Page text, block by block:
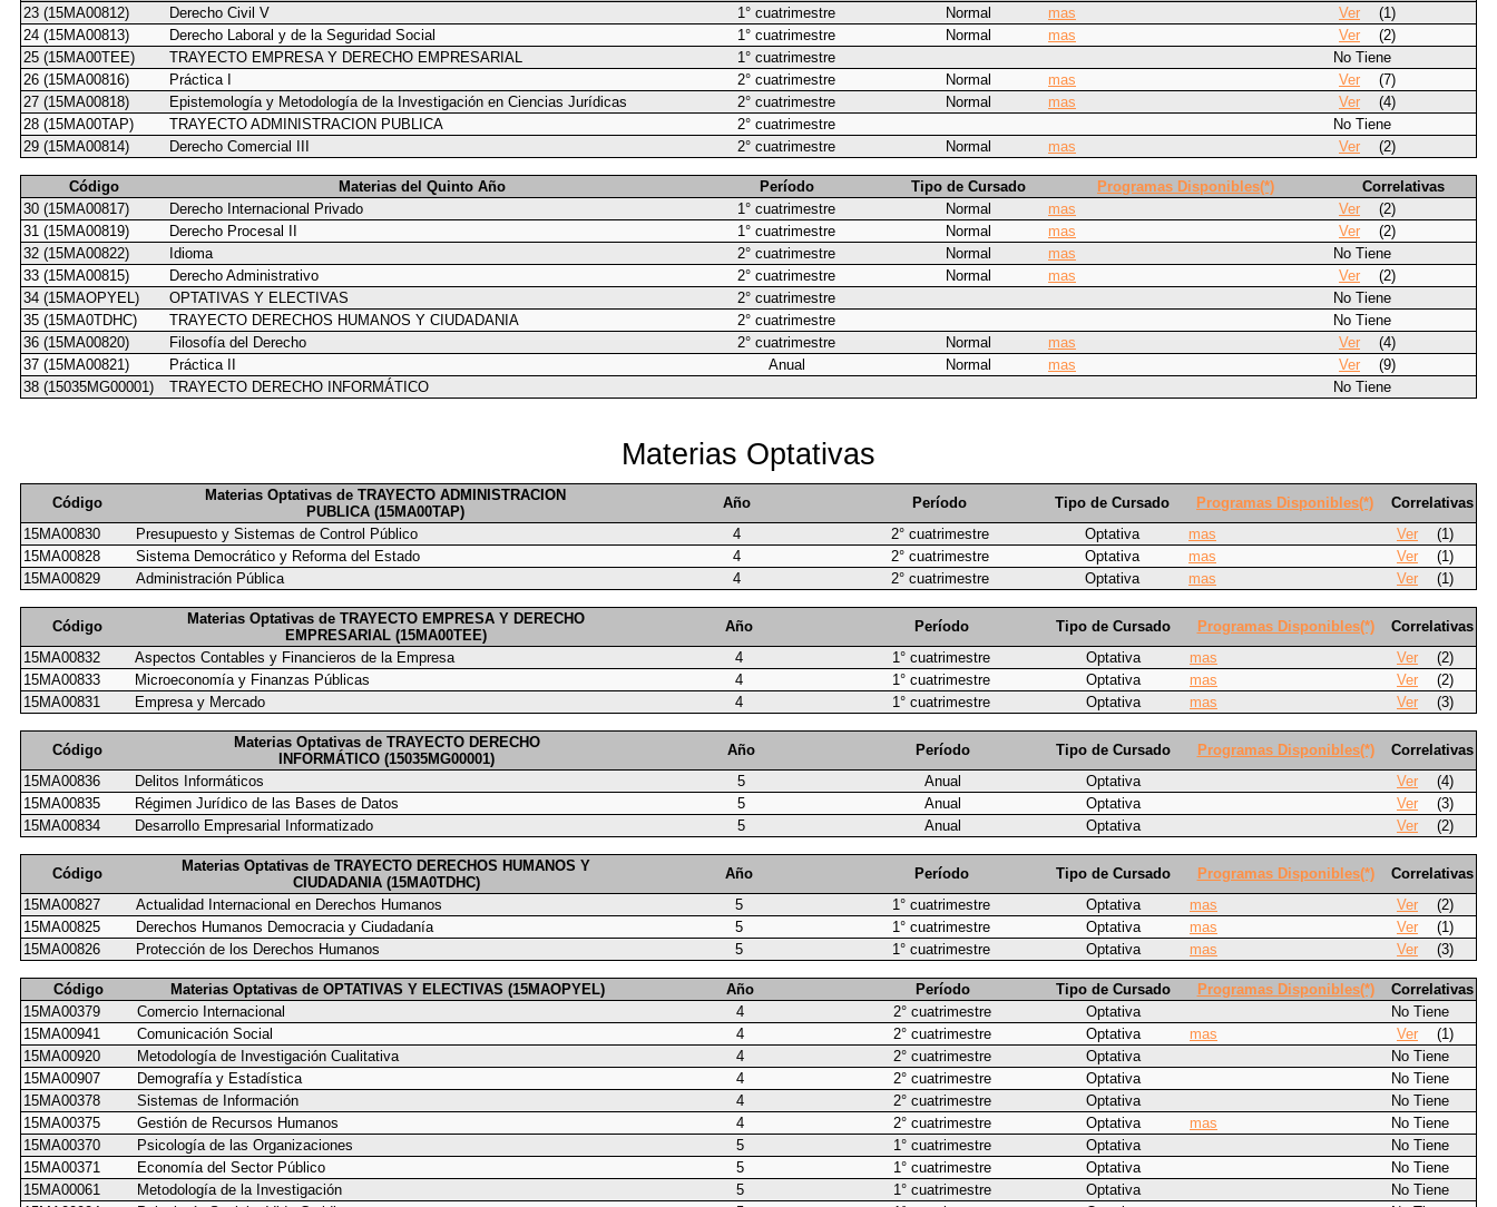
23 (15MA00812)
Derecho Civil V 1° cuatrimestre Normal mas Ver
(1)
24 (15MA00813)
Derecho Laboral y de la Seguridad Social 1° cuatrimestre Normal mas Ver
(2)
25 (15MA00TEE)
TRAYECTO EMPRESA Y DERECHO EMPRESARIAL 1° cuatrimestre
No Tiene
26 (15MA00816)
Práctica I 2° cuatrimestre Normal mas Ver
(7)
27 (15MA00818)
Epistemología y Metodología de la Investigación en Ciencias Jurídicas 2° cuatrimestre Normal mas Ver
(4)
28 (15MA00TAP)
TRAYECTO ADMINISTRACION PUBLICA 2° cuatrimestre
No Tiene
29 (15MA00814)
Derecho Comercial III 2° cuatrimestre Normal mas Ver (2)
Código Materias del Quinto Año Período Tipo de Cursado Programas Disponibles(*)
Correlativas
30 (15MA00817)
Derecho Internacional Privado 1° cuatrimestre Normal mas Ver
(2)
31 (15MA00819)
Derecho Procesal II 1° cuatrimestre Normal mas Ver
(2)
32 (15MA00822)
Idioma 2° cuatrimestre Normal mas
No Tiene
33 (15MA00815)
Derecho Administrativo 2° cuatrimestre Normal mas Ver
(2)
34 (15MAOPYEL)
OPTATIVAS Y ELECTIVAS 2° cuatrimestre
No Tiene
35 (15MA0TDHC)
TRAYECTO DERECHOS HUMANOS Y CIUDADANIA 2° cuatrimestre
No Tiene
36 (15MA00820)
Filosofía del Derecho 2° cuatrimestre Normal mas Ver
(4)
37 (15MA00821)
Práctica II Anual Normal mas Ver
(9)
38 (15035MG00001)
TRAYECTO DERECHO INFORMÁTICO No Tiene
Materias Optativas
Código
Materias Optativas de TRAYECTO ADMINISTRACION
PUBLICA (15MA00TAP)
Año Período Tipo de Cursado Programas Disponibles(*)
Correlativas
15MA00830
Presupuesto y Sistemas de Control Público 4 2° cuatrimestre Optativa mas Ver
(1)
15MA00828
Sistema Democrático y Reforma del Estado 4 2° cuatrimestre Optativa mas Ver
(1)
15MA00829
Administración Pública 4 2° cuatrimestre Optativa mas Ver (1)
Código
Materias Optativas de TRAYECTO EMPRESA Y DERECHO
EMPRESARIAL (15MA00TEE)
Año Período Tipo de Cursado Programas Disponibles(*)
Correlativas
15MA00832
Aspectos Contables y Financieros de la Empresa 4 1° cuatrimestre Optativa mas Ver
(2)
15MA00833
Microeconomía y Finanzas Públicas 4 1° cuatrimestre Optativa mas Ver
(2)
15MA00831
Empresa y Mercado 4 1° cuatrimestre Optativa mas Ver (3)
Código
Materias Optativas de TRAYECTO DERECHO
INFORMÁTICO (15035MG00001)
Año Período Tipo de Cursado Programas Disponibles(*)
Correlativas
15MA00836
Delitos Informáticos 5 Anual Optativa Ver
(4)
15MA00835
Régimen Jurídico de las Bases de Datos 5 Anual Optativa Ver
(3)
15MA00834
Desarrollo Empresarial Informatizado 5 Anual Optativa Ver (2)
Código
Materias Optativas de TRAYECTO DERECHOS HUMANOS Y
CIUDADANIA (15MA0TDHC)
Año Período Tipo de Cursado Programas Disponibles(*)
Correlativas
15MA00827
Actualidad Internacional en Derechos Humanos 5 1° cuatrimestre Optativa mas Ver
(2)
15MA00825
Derechos Humanos Democracia y Ciudadanía 5 1° cuatrimestre Optativa mas Ver
(1)
15MA00826
Protección de los Derechos Humanos 5 1° cuatrimestre Optativa mas Ver (3)
Código Materias Optativas de OPTATIVAS Y ELECTIVAS (15MAOPYEL) Año Período Tipo de Cursado Programas Disponibles(*)
Correlativas
15MA00379
Comercio Internacional 4 2° cuatrimestre Optativa
No Tiene
15MA00941
Comunicación Social 4 2° cuatrimestre Optativa mas Ver
(1)
15MA00920
Metodología de Investigación Cualitativa 4 2° cuatrimestre Optativa
No Tiene
15MA00907
Demografía y Estadística 4 2° cuatrimestre Optativa
No Tiene
15MA00378
Sistemas de Información 4 2° cuatrimestre Optativa
No Tiene
15MA00375
Gestión de Recursos Humanos 4 2° cuatrimestre Optativa mas
No Tiene
15MA00370
Psicología de las Organizaciones 5 1° cuatrimestre Optativa
No Tiene
15MA00371
Economía del Sector Público 5 1° cuatrimestre Optativa
No Tiene
15MA00061
Metodología de la Investigación 5 1° cuatrimestre Optativa
No Tiene